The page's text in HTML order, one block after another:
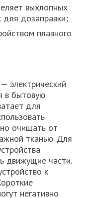
выхлопных
для дозаправки;
плавного
электрический
в бытовую
для
очищать от
тканью. Для
движущие части.
к
негативно